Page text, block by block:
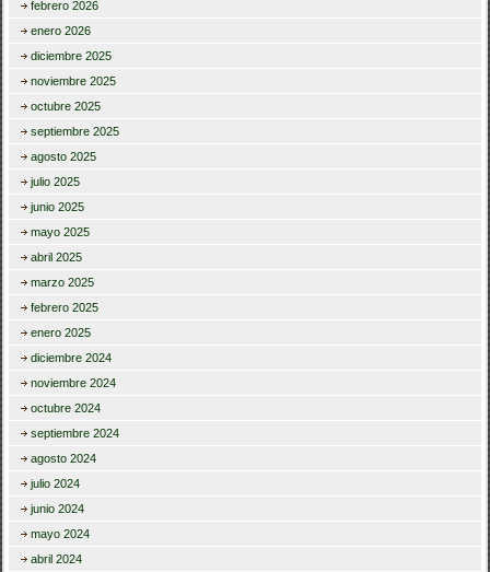
febrero 2026
enero 2026
diciembre 2025
noviembre 2025
octubre 2025
septiembre 2025
agosto 2025
julio 2025
junio 2025
mayo 2025
abril 2025
marzo 2025
febrero 2025
enero 2025
diciembre 2024
noviembre 2024
octubre 2024
septiembre 2024
agosto 2024
julio 2024
junio 2024
mayo 2024
abril 2024